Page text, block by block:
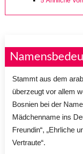
Stammt aus dem
überzeugt vor allem
Bosnien bei der
Mädchenname ins
Freundin“, „Ehrliche
Vertraute“.